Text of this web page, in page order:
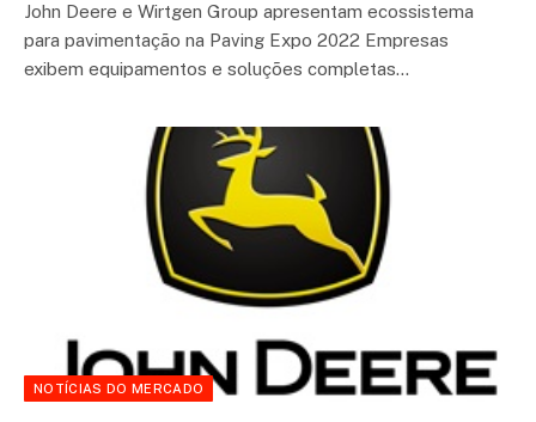
John Deere e Wirtgen Group apresentam ecossistema
para pavimentação na Paving Expo 2022 Empresas
exibem equipamentos e soluções completas…
NOTÍCIAS DO MERCADO